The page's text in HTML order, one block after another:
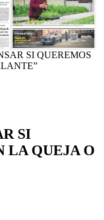
SI QUEREMOS
SI
LA QUEJA O